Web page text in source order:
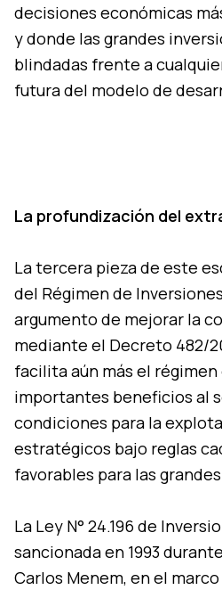
decisiones económicas
y donde las grandes
blindadas frente a
futura del modelo de
La profundización del
La tercera pieza de este
del Régimen de
argumento de mejorar la
mediante el Decreto 482/
facilita aún más el
importantes beneficios al
condiciones para la
estratégicos bajo reglas
favorables para las
La Ley N° 24.196 de
sancionada en 1993
Carlos Menem, en el